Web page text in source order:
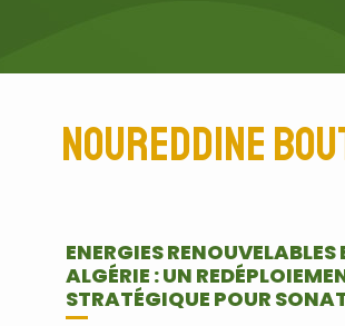
Noureddine
ENERGIES RENOUVELABLES
ALGÉRIE : UN
STRATÉGIQUE POUR